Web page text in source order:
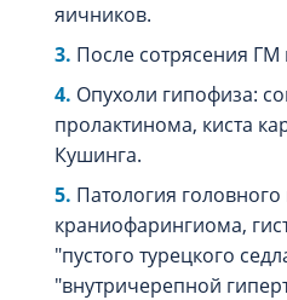
яичников.
После сотрясения ГМ
Опухоли гипофиза:
пролактинома, киста
Кушинга.
Патология головного
краниофарингиома,
"пустого турецкого
"внутричерепной